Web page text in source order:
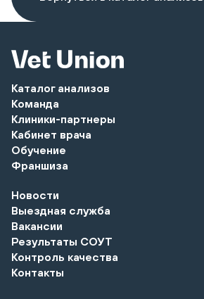
Каталог анализов
Команда
Клиники-партнеры
Кабинет врача
Обучение
Франшиза
Новости
Выездная служба
Вакансии
Результаты СОУТ
Контроль качества
Контакты